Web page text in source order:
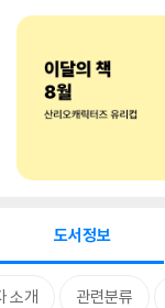
도서정보
소개 관련분류